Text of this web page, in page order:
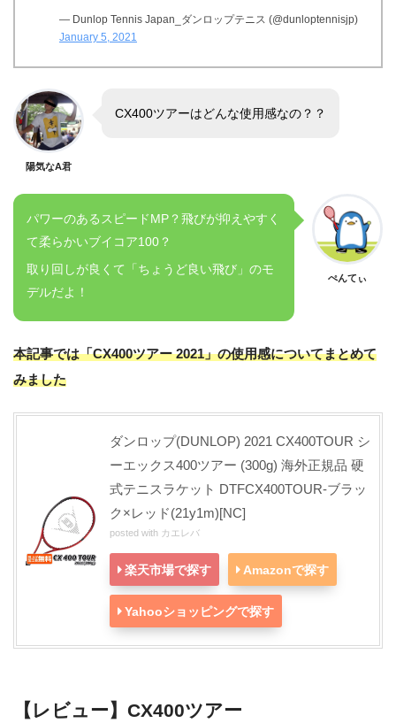
— Dunlop Tennis Japan_ダンロップテニス (@dunloptennisjp)
January 5, 2021
陽気なA君
CX400ツアーはどんな使用感なの？？
パワーのあるスピードMP？飛びが抑えやすく
て柔らかいブイコア100？
取り回しが良くて「ちょうど良い飛び」のモ
デルだよ！
ぺんてぃ
本記事では「CX400ツアー 2021」の使用感についてまとめて
みました
ダンロップ(DUNLOP) 2021 CX400TOUR シ
ーエックス400ツアー (300g) 海外正規品 硬
式テニスラケット DTFCX400TOUR-ブラッ
ク×レッド(21y1m)[NC]
posted with カエレバ
楽天市場で探す Amazonで探す
Yahooショッピングで探す
【レビュー】CX400ツアー